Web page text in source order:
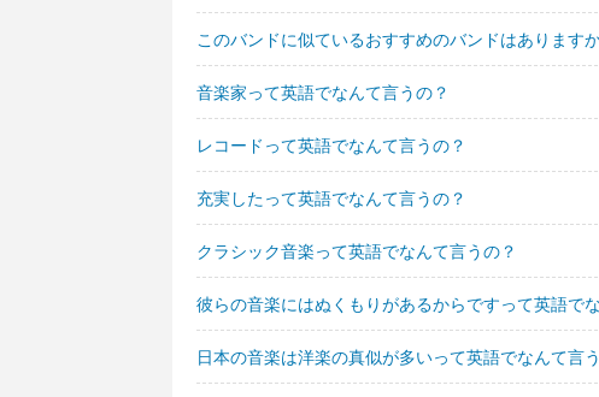
このバンドに似ているおすすめのバンドはあります
音楽家って英語でなんて言うの？
レコードって英語でなんて言うの？
充実したって英語でなんて言うの？
クラシック音楽って英語でなんて言うの？
彼らの音楽にはぬくもりがあるからですって英語で
日本の音楽は洋楽の真似が多いって英語でなんて言